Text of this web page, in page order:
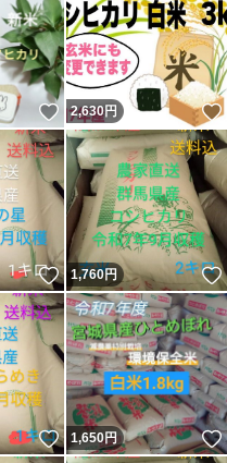
いいね！
2,630円
いいね！
1,760円
いいね！
1,650円